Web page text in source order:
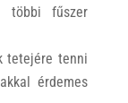
többi fűszer
tetejére tenni
érdemes